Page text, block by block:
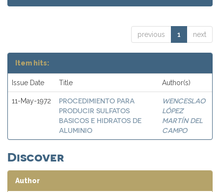
previous 1 next
Item hits:
Issue Date Title Author(s)
11-May-1972
PROCEDIMIENTO PARA
PRODUCIR SULFATOS
BASICOS E HIDRATOS DE
ALUMINIO
WENCESLAO
LÓPEZ
MARTÍN DEL
CAMPO
Discover
Author